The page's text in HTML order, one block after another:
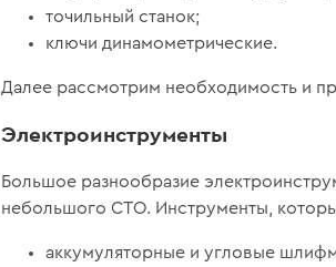
точильный станок;
ключи динамометрические.
Далее рассмотрим необходимость и
Электроинструменты
Большое разнообразие
небольшого СТО. Инструменты,
аккумуляторные и угловые